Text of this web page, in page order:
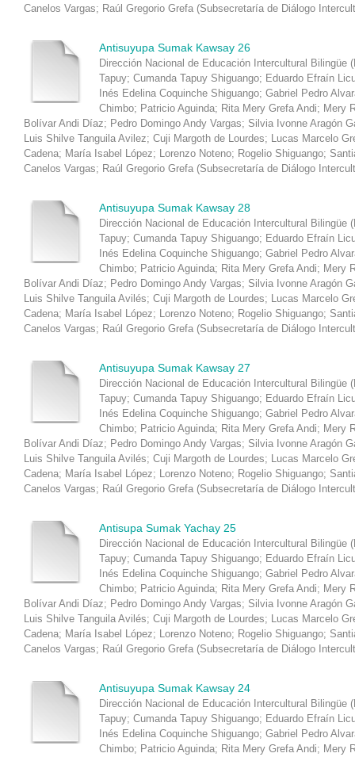
Canelos Vargas; Raúl Gregorio Grefa (Subsecretaría de Diálogo
Antisuyupa Sumak Kawsay 26
Dirección Nacional de Educación Intercultural Bilingüe
Tapuy; Cumanda Tapuy Shiguango; Eduardo Efraín
Inés Edelina Coquinche Shiguango; Gabriel Pedro
Chimbo; Patricio Aguinda; Rita Mery Grefa Andi; Mery
Bolívar Andi Díaz; Pedro Domingo Andy Vargas; Silvia Ivonne Aragón
Luis Shilve Tanguila Avilez; Cuji Margoth de Lourdes; Lucas Marcelo
Cadena; María Isabel López; Lorenzo Noteno; Rogelio Shiguango;
Canelos Vargas; Raúl Gregorio Grefa (Subsecretaría de Diálogo
Antisuyupa Sumak Kawsay 28
Dirección Nacional de Educación Intercultural Bilingüe
Tapuy; Cumanda Tapuy Shiguango; Eduardo Efraín
Inés Edelina Coquinche Shiguango; Gabriel Pedro
Chimbo; Patricio Aguinda; Rita Mery Grefa Andi; Mery
Bolívar Andi Díaz; Pedro Domingo Andy Vargas; Silvia Ivonne Aragón
Luis Shilve Tanguila Avilés; Cuji Margoth de Lourdes; Lucas Marcelo
Cadena; María Isabel López; Lorenzo Noteno; Rogelio Shiguango;
Canelos Vargas; Raúl Gregorio Grefa (Subsecretaría de Diálogo
Antisuyupa Sumak Kawsay 27
Dirección Nacional de Educación Intercultural Bilingüe
Tapuy; Cumanda Tapuy Shiguango; Eduardo Efraín
Inés Edelina Coquinche Shiguango; Gabriel Pedro
Chimbo; Patricio Aguinda; Rita Mery Grefa Andi; Mery
Bolívar Andi Díaz; Pedro Domingo Andy Vargas; Silvia Ivonne Aragón
Luis Shilve Tanguila Avilés; Cuji Margoth de Lourdes; Lucas Marcelo
Cadena; María Isabel López; Lorenzo Noteno; Rogelio Shiguango;
Canelos Vargas; Raúl Gregorio Grefa (Subsecretaría de Diálogo
Antisupa Sumak Yachay 25
Dirección Nacional de Educación Intercultural Bilingüe
Tapuy; Cumanda Tapuy Shiguango; Eduardo Efraín
Inés Edelina Coquinche Shiguango; Gabriel Pedro
Chimbo; Patricio Aguinda; Rita Mery Grefa Andi; Mery
Bolívar Andi Díaz; Pedro Domingo Andy Vargas; Silvia Ivonne Aragón
Luis Shilve Tanguila Avilés; Cuji Margoth de Lourdes; Lucas Marcelo
Cadena; María Isabel López; Lorenzo Noteno; Rogelio Shiguango;
Canelos Vargas; Raúl Gregorio Grefa (Subsecretaría de Diálogo
Antisuyupa Sumak Kawsay 24
Dirección Nacional de Educación Intercultural Bilingüe
Tapuy; Cumanda Tapuy Shiguango; Eduardo Efraín
Inés Edelina Coquinche Shiguango; Gabriel Pedro
Chimbo; Patricio Aguinda; Rita Mery Grefa Andi; Mery